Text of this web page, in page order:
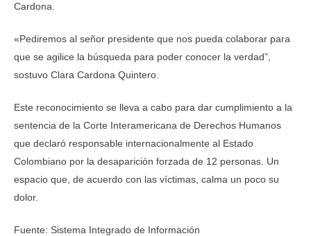
Cardona.
«Pediremos al señor presidente que nos pueda colaborar para
que se agilice la búsqueda para poder conocer la verdad”,
sostuvo Clara Cardona Quintero.
Este reconocimiento se lleva a cabo para dar cumplimiento a la
sentencia de la Corte Interamericana de Derechos Humanos
que declaró responsable internacionalmente al Estado
Colombiano por la desaparición forzada de 12 personas. Un
espacio que, de acuerdo con las víctimas, calma un poco su
dolor.
Fuente: Sistema Integrado de Información